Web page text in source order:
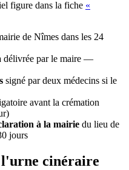
figure dans la fiche «
de Nîmes dans les 24
délivrée par le maire —
signé par deux médecins si le
avant la crémation
à la mairie du lieu de
jours
l'urne cinéraire